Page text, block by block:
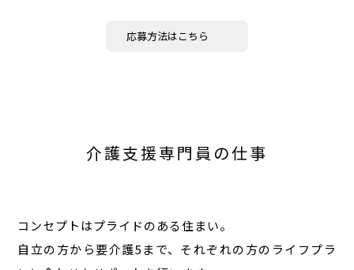
応募方法はこちら
介護支援専門員の仕事
コンセプトはプライドのある住まい。
自立の方から要介護5まで、それぞれの方のライフプラ